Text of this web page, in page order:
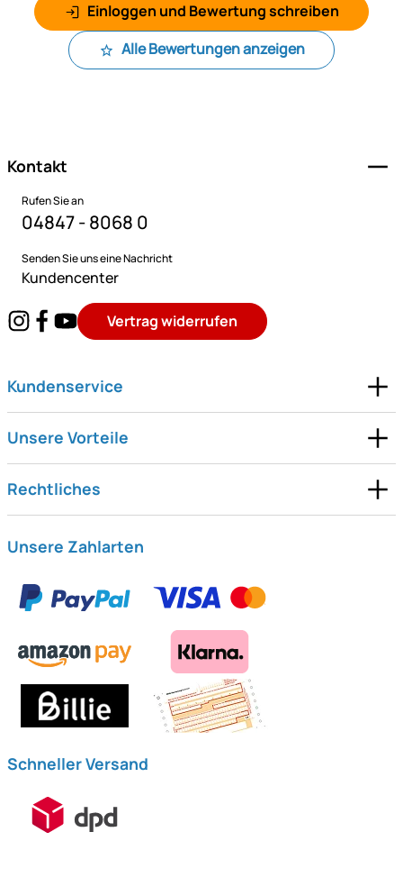
Einloggen und Bewertung schreiben
Alle Bewertungen anzeigen
Kontakt
Rufen Sie an
04847 - 8068 0
Senden Sie uns eine Nachricht
Kundencenter
Vertrag widerrufen
Kundenservice
Unsere Vorteile
Rechtliches
Unsere Zahlarten
Schneller Versand